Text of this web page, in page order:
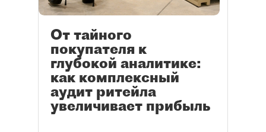
От тайного
покупателя к
глубокой аналитике:
как комплексный
аудит ритейла
увеличивает прибыль